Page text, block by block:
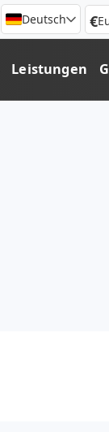
Deutsch €
Leistungen